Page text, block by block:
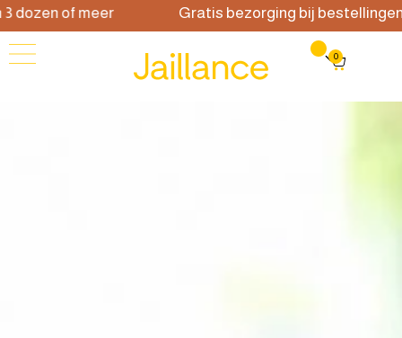
of meer Gratis bezorging bij bestellingen van
0